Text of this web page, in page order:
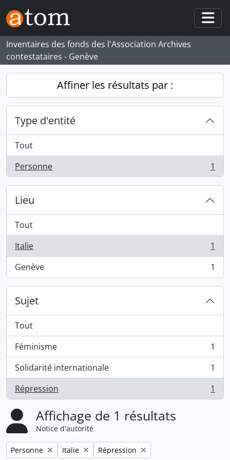
Skip to main content
Inventaires des fonds des l'Association Archives
contestataires - Genève
Affiner les résultats par :
Type d'entité
Tout
Personne
, 1 résultats 1
Lieu
Tout
Italie
, 1 résultats
1
Genève
, 1 résultats 1
Sujet
Tout
Féminisme
, 1 résultats
1
Solidarité internationale
, 1 résultats
1
Répression
, 1 résultats 1
Affichage de 1 résultats
Notice d'autorité
Remove filter:
Personne Remove filter:
Italie Remove filter:
Répression